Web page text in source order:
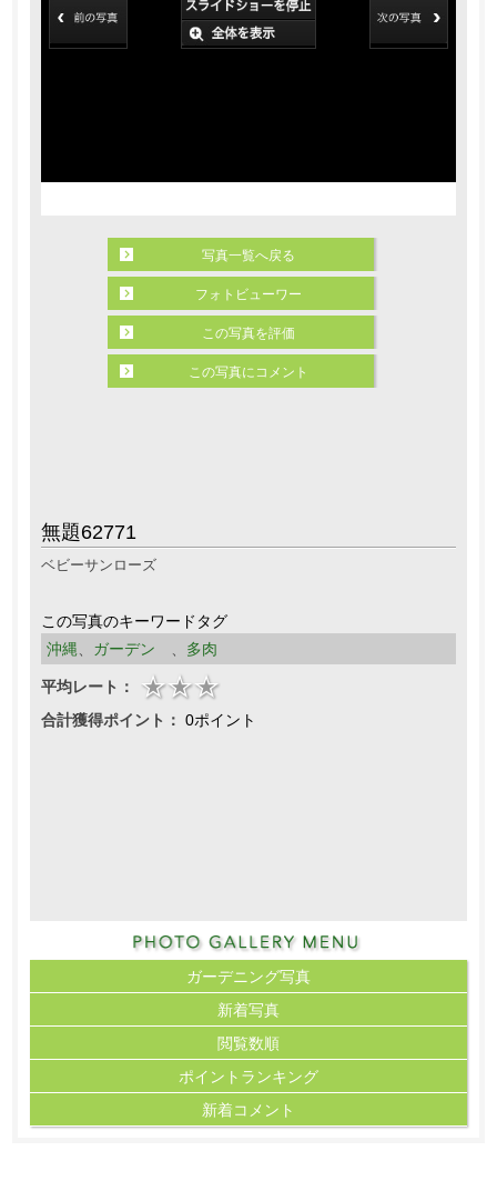
無題62771
ベビーサンローズ
この写真のキーワードタグ
沖縄
ガーデン 多肉
平均レート：
合計獲得ポイント： 0ポイント
写真一覧へ戻る
フォトビューワー
この写真を評価
この写真にコメント
ガーデニング写真
新着写真
閲覧数順
ポイント ランキング
新着コメント